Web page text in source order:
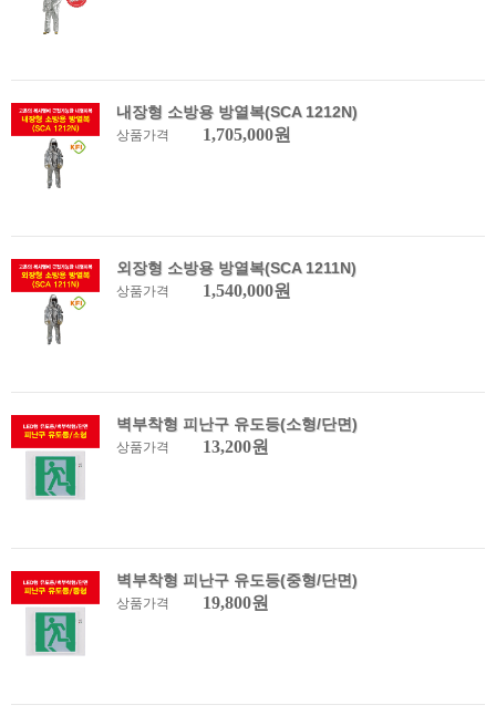
내장형 소방용 방열복(SCA 1212N)
상품가격 1,705,000원
외장형 소방용 방열복(SCA 1211N)
상품가격 1,540,000원
벽부착형 피난구 유도등(소형/단면)
상품가격 13,200원
벽부착형 피난구 유도등(중형/단면)
상품가격 19,800원